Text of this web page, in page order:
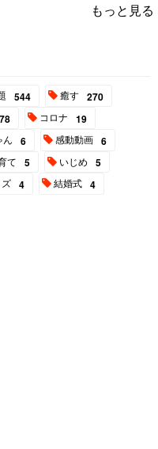
もっと見る
544 癒す 270
78 コロナ 19
ん 6 感動動画 6
て 5 いじめ 5
4 結婚式 4